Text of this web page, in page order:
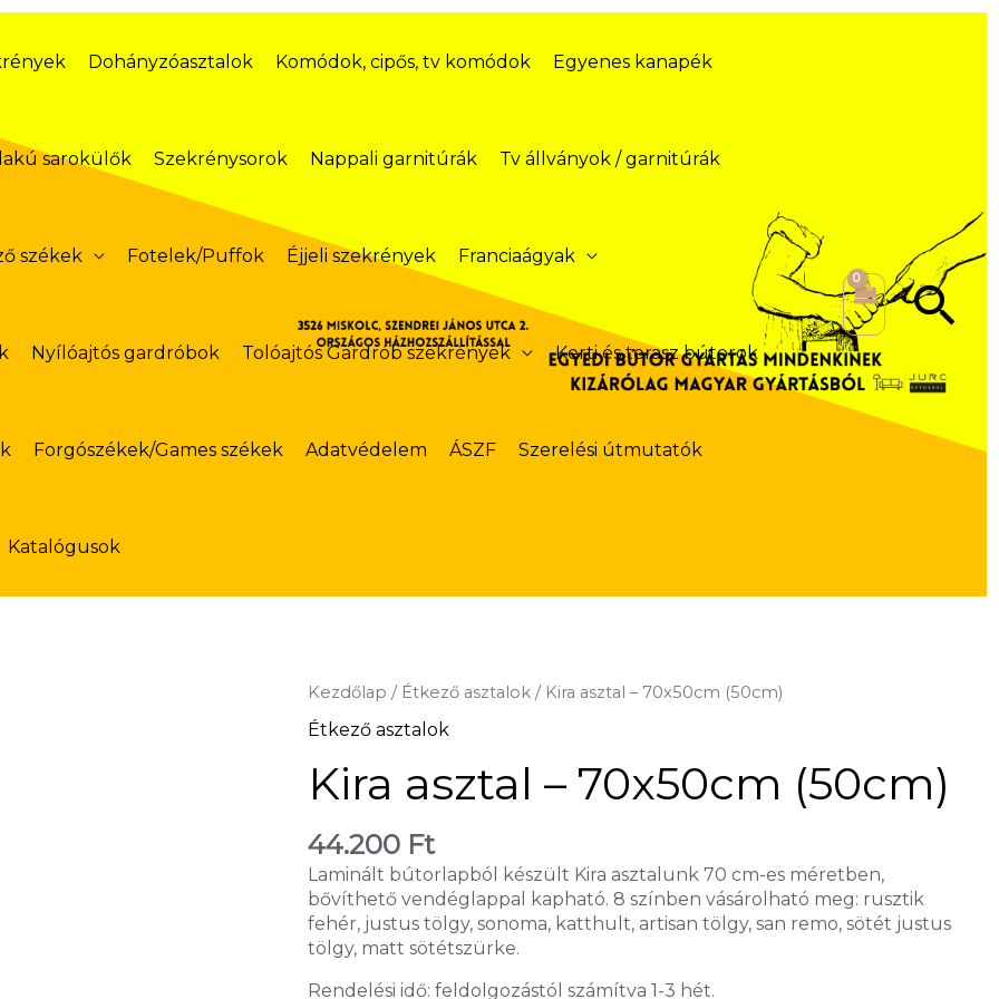
Dohányzóasztalok Komódok, cipős, tv komódok Egyenes kanapék
sarokülők Szekrénysorok Nappali garnitúrák Tv állványok / garnitúrák
székek Fotelek/Puffok Éjjeli szekrények Franciaágyak
Nyílóajtós gardróbok Tolóajtós Gardrób szekrények Kerti és terasz bútorok
Forgószékek/Games székek Adatvédelem ÁSZF Szerelési útmutatók
Katalógusok
Kezdőlap / Étkező asztalok / Kira asztal – 70x50cm (50cm)
Étkező asztalok
Kira asztal – 70x50cm (50cm)
44.200 Ft
Laminált bútorlapból készült Kira asztalunk 70 cm-es méretben,
bővíthető vendéglappal kapható. 8 színben vásárolható meg: rusztik
fehér, justus tölgy, sonoma, katthult, artisan tölgy, san remo, sötét justus
tölgy, matt sötétszürke.
Rendelési idő: feldolgozástól számítva 1-3 hét.